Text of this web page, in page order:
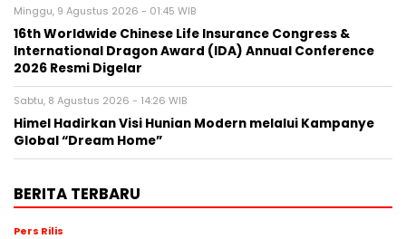
Minggu, 9 Agustus 2026 - 01:45 WIB
16th Worldwide Chinese Life Insurance Congress &
International Dragon Award (IDA) Annual Conference
2026 Resmi Digelar
Sabtu, 8 Agustus 2026 - 14:26 WIB
Himel Hadirkan Visi Hunian Modern melalui Kampanye
Global “Dream Home”
BERITA TERBARU
Pers Rilis